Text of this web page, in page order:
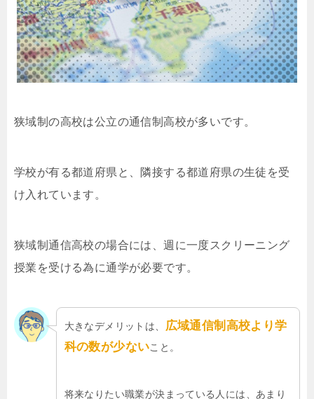
狭域制の高校は公立の通信制高校が多いです。
学校が有る都道府県と、隣接する都道府県の生徒を受
け入れています。
狭域制通信高校の場合には、週に一度スクリーニング
授業を受ける為に通学が必要です。
大きなデメリットは、 広域通信制高校より学
科の数が少ないこと。
将来なりたい職業が決まっている人には、あまり